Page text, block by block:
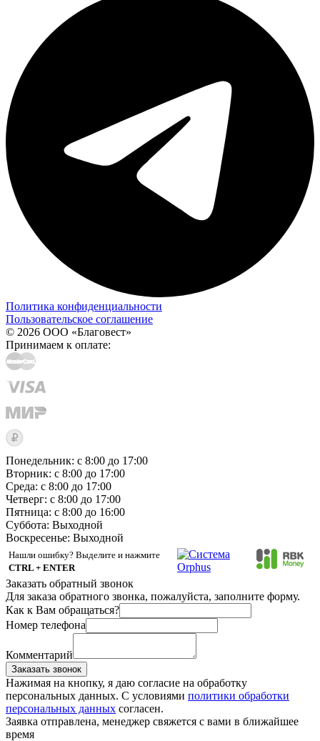
Политика конфиденциальности
Пользовательское соглашение
© 2026 ООО «Благовест»
Принимаем к оплате:
Понедельник: с 8:00 до 17:00
Вторник: с 8:00 до 17:00
Среда: с 8:00 до 17:00
Четверг: с 8:00 до 17:00
Пятница: с 8:00 до 16:00
Суббота: Выходной
Воскресенье: Выходной
Нашли ошибку? Выделите и нажмите
CTRL + ENTER
Заказать обратный звонок
Для заказа обратного звонка, пожалуйста, заполните форму.
Как к Вам обращаться?
Номер телефона
Комментарий
Заказать звонок
Нажимая на кнопку, я даю согласие на обработку
персональных данных. С условиями политики обработки
персональных данных согласен.
Заявка отправлена, менеджер свяжется с вами в ближайшее
время